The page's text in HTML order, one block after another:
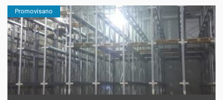
Promovisano